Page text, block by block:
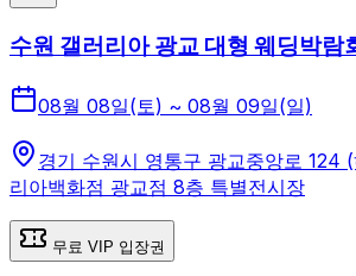
수원 갤러리아 광교 대형 웨딩박람
08월 08일(토) ~ 08월 09일(일)
경기 수원시 영통구 광교중앙로 124
리아백화점 광교점 8층 특별전시장
무료 VIP 입장권